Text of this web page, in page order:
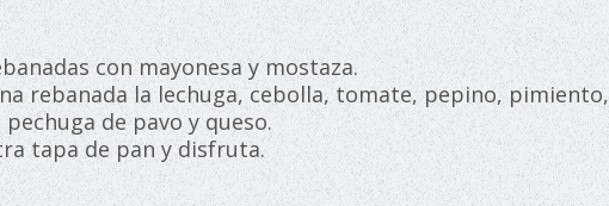
con mayonesa y mostaza.
rebanada la lechuga, cebolla, tomate, pepino, pimiento,
de pavo y queso.
tapa de pan y disfruta.